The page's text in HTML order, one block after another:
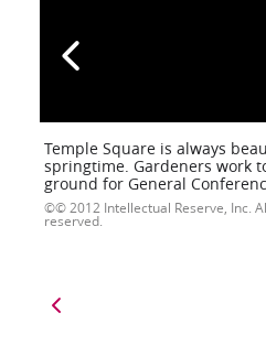
Temple Square is always
springtime. Gardeners work
ground for General
© 2012 Intellectual Reserve, Inc.
reserved.